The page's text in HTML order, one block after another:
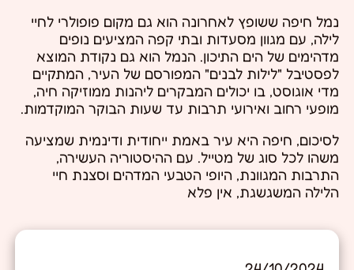
נמל חיפה ששופץ לאחרונה הוא גם מקום פופולרי לחיי
לילה, עם מגוון מסעדות ובתי קפה המציעים נופים
מדהימים של הים התיכון. הנמל הוא גם נקודת המוצא
לפסטיבל "לילות לבנים" המפורסם של העיר, המתקיים
מדי אוגוסט, בו יכולים המבקרים ליהנות ממוזיקה חיה,
מופעי רחוב ואירועי תרבות עד שעות הבוקר המוקדמות.
לסיכום, חיפה היא עיר באמת ייחודית ודינמית שמציעה
משהו לכל סוג של מטייל. עם ההיסטוריה העשירה,
התרבות המגוונת, היופי הטבעי המדהים וסצנת חיי
הלילה המשגשגת, אין פלא